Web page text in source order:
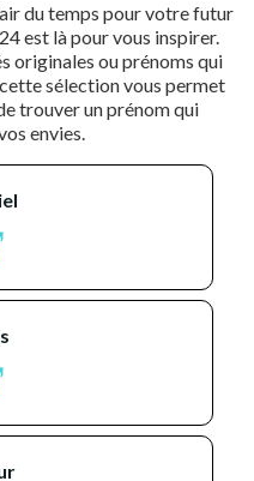
du temps pour votre futur
est là pour vous inspirer.
originales ou prénoms qui
sélection vous permet
trouver un prénom qui
envies.